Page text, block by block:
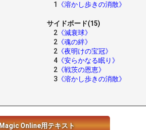
1
《溶かし歩きの消散》
サイドボード(15)
2 《減衰球》
2 《魂の絆》
2 《夜明けの宝冠》
4 《安らかなる眠り》
2 《戦茨の恩恵》
3 《溶かし歩きの消散》
Magic Online用テキスト